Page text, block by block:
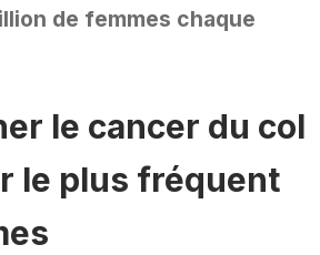
de femmes chaque
le cancer du col
le plus fréquent